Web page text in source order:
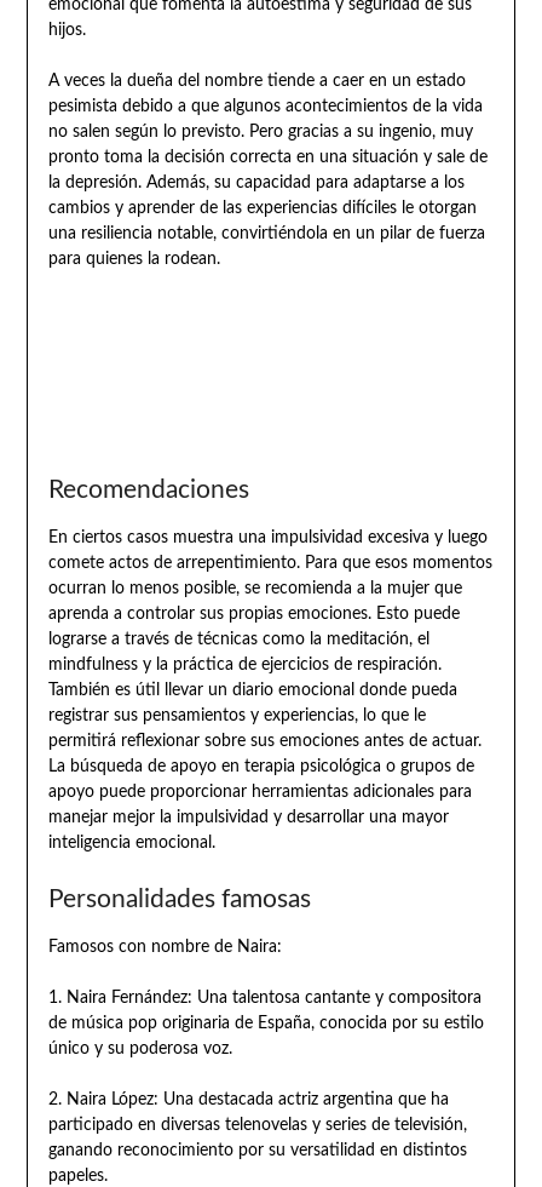
emocional que fomenta la autoestima y seguridad de sus
hijos.
A veces la dueña del nombre tiende a caer en un estado
pesimista debido a que algunos acontecimientos de la vida
no salen según lo previsto. Pero gracias a su ingenio, muy
pronto toma la decisión correcta en una situación y sale de
la depresión. Además, su capacidad para adaptarse a los
cambios y aprender de las experiencias difíciles le otorgan
una resiliencia notable, convirtiéndola en un pilar de fuerza
para quienes la rodean.
Recomendaciones
En ciertos casos muestra una impulsividad excesiva y luego
comete actos de arrepentimiento. Para que esos momentos
ocurran lo menos posible, se recomienda a la mujer que
aprenda a controlar sus propias emociones. Esto puede
lograrse a través de técnicas como la meditación, el
mindfulness y la práctica de ejercicios de respiración.
También es útil llevar un diario emocional donde pueda
registrar sus pensamientos y experiencias, lo que le
permitirá reflexionar sobre sus emociones antes de actuar.
La búsqueda de apoyo en terapia psicológica o grupos de
apoyo puede proporcionar herramientas adicionales para
manejar mejor la impulsividad y desarrollar una mayor
inteligencia emocional.
Personalidades famosas
Famosos con nombre de Naira:
1. Naira Fernández: Una talentosa cantante y compositora
de música pop originaria de España, conocida por su estilo
único y su poderosa voz.
2. Naira López: Una destacada actriz argentina que ha
participado en diversas telenovelas y series de televisión,
ganando reconocimiento por su versatilidad en distintos
papeles.